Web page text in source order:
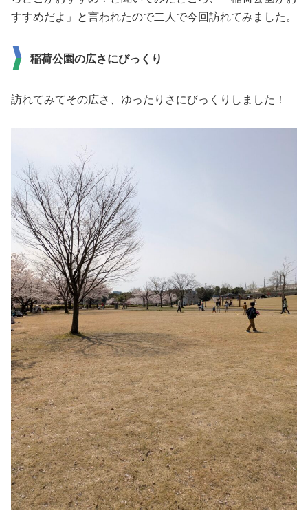
すすめだよ」と言われたので二人で今回訪れてみました。
稲荷公園の広さにびっくり
訪れてみてその広さ、ゆったりさにびっくりしました！